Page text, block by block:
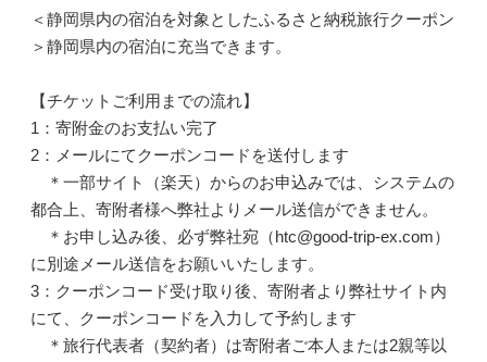
＜静岡県内の宿泊を対象としたふるさと納税旅行クーポン
＞静岡県内の宿泊に充当できます。
【チケットご利用までの流れ】
1：寄附金のお支払い完了
2：メールにてクーポンコードを送付します
＊一部サイト（楽天）からのお申込みでは、システムの
都合上、寄附者様へ弊社よりメール送信ができません。
＊お申し込み後、必ず弊社宛（htc@good-trip-ex.com）
に別途メール送信をお願いいたします。
3：クーポンコード受け取り後、寄附者より弊社サイト内
にて、クーポンコードを入力して予約します
＊旅行代表者（契約者）は寄附者ご本人または2親等以